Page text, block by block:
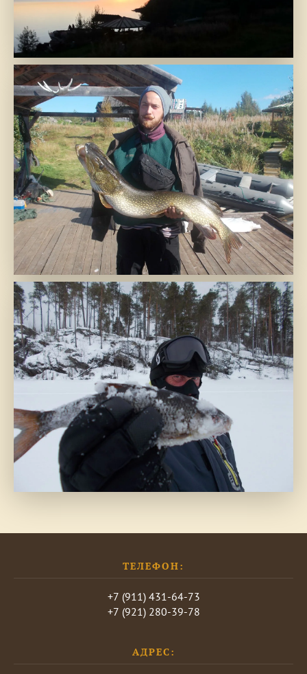
В ожидании завтра...
Царица Нота
И ЭТО экземпляр.
ТЕЛЕФОН:
+7 (911) 431-64-73
+7 (921) 280-39-78
АДРЕС: